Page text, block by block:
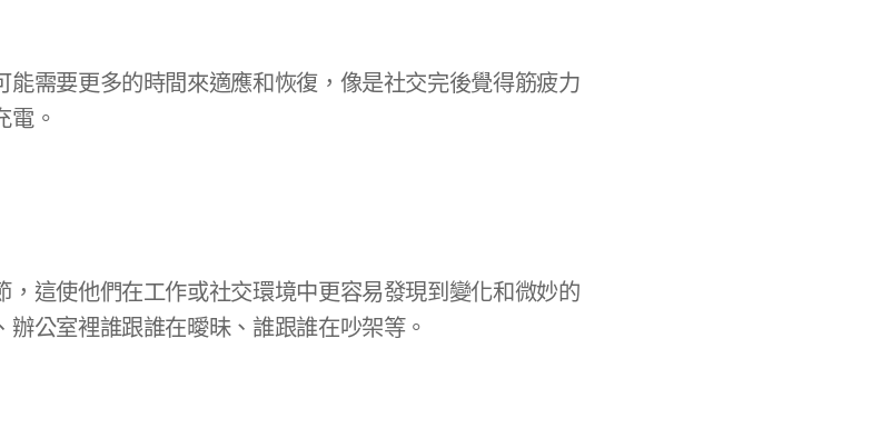
需要更多的時間來適應和恢復，像是社交完後覺得筋疲力
電。
這使他們在工作或社交環境中更容易發現到變化和微妙的
公室裡誰跟誰在曖昧、誰跟誰在吵架等。